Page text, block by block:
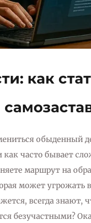
как
обыденный
часто бывает
маршрут на
может
всегда знают,
безучастными?